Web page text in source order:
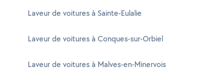
Laveur de voitures à Sainte-Eulalie
Laveur de voitures à Conques-sur-Orbiel
Laveur de voitures à Malves-en-Minervois